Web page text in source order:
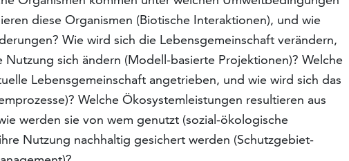
diese Organismen (Biotische Interaktionen), und wie
Wie wird sich die Lebensgemeinschaft verändern,
sich ändern (Modell-basierte Projektionen)? Welche
Lebensgemeinschaft angetrieben, und wie wird sich das
Welche Ökosystemleistungen resultieren aus
werden sie von wem genutzt (sozial-ökologische
Nutzung nachhaltig gesichert werden (Schutzgebiet-